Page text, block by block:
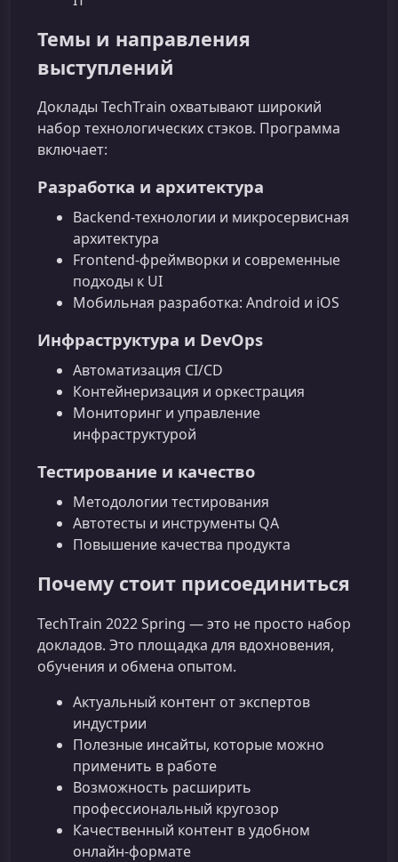
Темы и направления
выступлений
Доклады TechTrain охватывают широкий
набор технологических стэков. Программа
включает:
Разработка и архитектура
Backend‑технологии и микросервисная
архитектура
Frontend‑фреймворки и современные
подходы к UI
Мобильная разработка: Android и iOS
Инфраструктура и DevOps
Автоматизация CI/CD
Контейнеризация и оркестрация
Мониторинг и управление
инфраструктурой
Тестирование и качество
Методологии тестирования
Автотесты и инструменты QA
Повышение качества продукта
Почему стоит присоединиться
TechTrain 2022 Spring — это не просто набор
докладов. Это площадка для вдохновения,
обучения и обмена опытом.
Актуальный контент от экспертов
индустрии
Полезные инсайты, которые можно
применить в работе
Возможность расширить
профессиональный кругозор
Качественный контент в удобном
онлайн‑формате